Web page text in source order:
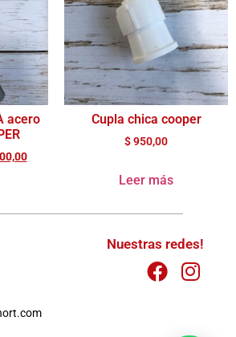
acero
Cupla chica cooper
$950,00
Leer más
Nuestras redes!